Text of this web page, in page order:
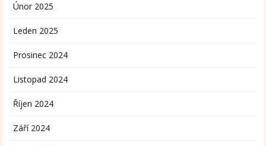
Únor 2025
Leden 2025
Prosinec 2024
Listopad 2024
Říjen 2024
Září 2024